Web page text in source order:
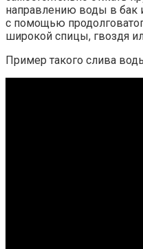
направлению воды в бак
с помощью
широкой спицы, гвоздя
Пример такого слива